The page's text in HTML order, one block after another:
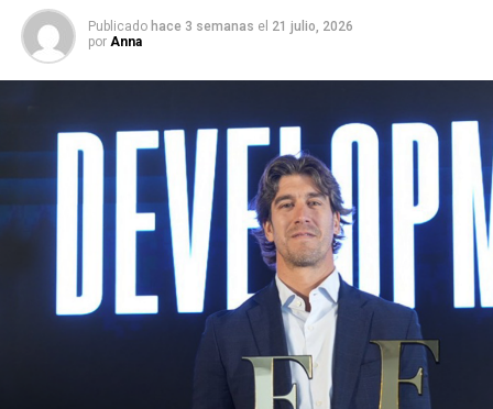
Publicado hace 3 semanas el 21 julio, 2026
por Anna